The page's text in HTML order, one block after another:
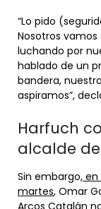
“Lo pido
Nosotros
luchando por
hablado de un
bandera,
aspiramos”,
Harfuch
alcalde
Sin embargo, en
martes, Omar